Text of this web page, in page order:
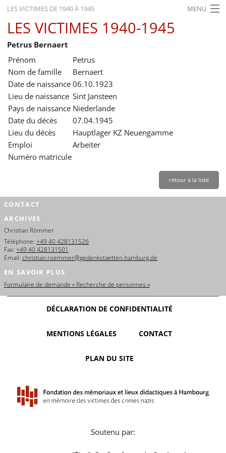
LES VICTIMES DE 1940 À 1945 MENU
ACCUEIL
ACTUALITÉS
EXPOSITIONS
HISTORIQUE
FORMATION
RECHERCHE
SERVICE
LES VICTIMES 1940-1945
Petrus Bernaert
Prénom
Petrus
Nom de famille
Bernaert
Date de naissance 06.10.1923
Lieu de naissance Sint Jansteen
Pays de naissance Niederlande
Date du décès
07.04.1945
Lieu du décès
Hauptlager KZ Neuengamme
Emploi
Arbeiter
Numéro matricule
retour à la liste
CONTACT
ARCHIVES
Christian Römmer
Téléphone: +49 40 428131526
Fax: +49 40 428131501
Email: christian.roemmer@gedenkstaetten.hamburg.de
EN SAVOIR PLUS
Formulaire de demande « Recherche de personnes »
DÉCLARATION DE CONFIDENTIALITÉ
MENTIONS LÉGALES CONTACT
PLAN DU SITE
Soutenu par: